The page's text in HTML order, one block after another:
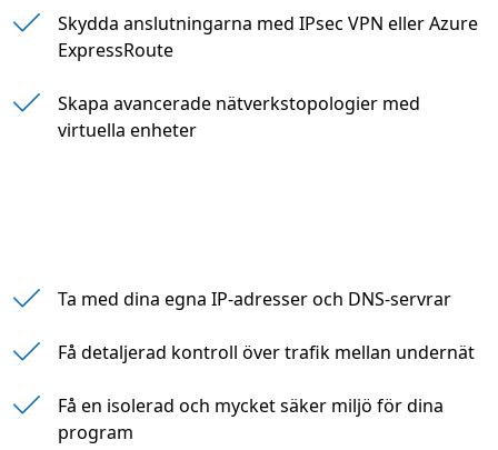
Skydda anslutningarna med IPsec VPN eller Azure
ExpressRoute
Skapa avancerade nätverkstopologier med
virtuella enheter
Ta med dina egna IP-adresser och DNS-servrar
Få detaljerad kontroll över trafik mellan undernät
Få en isolerad och mycket säker miljö för dina
program